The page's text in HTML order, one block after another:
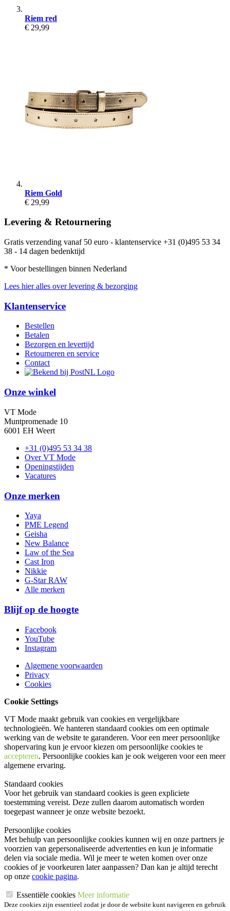
Riem red
€ 29,99
Riem Gold
€ 29,99
Levering & Retournering
Gratis verzending vanaf 50 euro - klantenservice +31 (0)495 53 34
38 - 14 dagen bedenktijd
* Voor bestellingen binnen Nederland
Lees hier alles over levering & bezorging
Klantenservice
Bestellen
Betalen
Bezorgen en levertijd
Retourneren en service
Contact
Onze winkel
VT Mode
Muntpromenade 10
6001 EH Weert
+31 (0)495 53 34 38
Over VT Mode
Openingstijden
Vacatures
Onze merken
Yaya
PME Legend
Geisha
New Balance
Law of the Sea
Cast Iron
Nikkie
G-Star RAW
Alle merken
Blijf op de hoogte
Facebook
YouTube
Instagram
Algemene voorwaarden
Privacy
Cookies
Cookie Settings
VT Mode maakt gebruik van cookies en vergelijkbare
technologieën. We hanteren standaard cookies om een optimale
werking van de website te garanderen. Voor een meer persoonlijke
shopervaring kun je ervoor kiezen om persoonlijke cookies te
accepteren. Persoonlijke cookies kan je ook weigeren voor een meer
algemene ervaring.
Standaard cookies
Voor het gebruik van standaard cookies is geen expliciete
toestemming vereist. Deze zullen daarom automatisch worden
toegepast wanneer je onze website bezoekt.
Persoonlijke cookies
Met behulp van persoonlijke cookies kunnen wij en onze partners je
voorzien van gepersonaliseerde advertenties en kun je informatie
delen via sociale media. Wil je meer te weten komen over onze
cookies of je voorkeuren later aanpassen? Dan kan je altijd terecht
op onze cookie pagina.
Essentiële cookies Meer informatie
Deze cookies zijn essentieel zodat je door de website kunt navigeren en gebruik